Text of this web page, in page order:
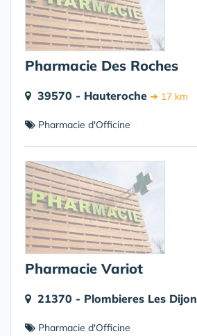
Pharmacie Des Roches
39570 - Hauteroche ➔ 17 km
Pharmacie d'Officine
Pharmacie Variot
21370 - Plombieres Les Dijon
Pharmacie d'Officine